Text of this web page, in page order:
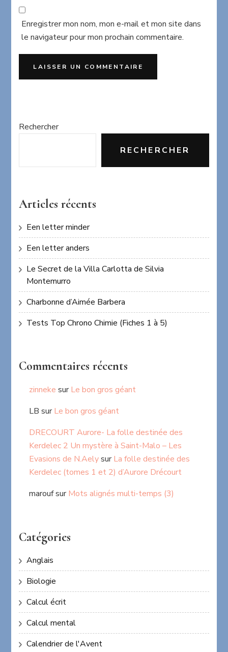
Enregistrer mon nom, mon e-mail et mon site dans
le navigateur pour mon prochain commentaire.
Rechercher
RECHERCHER
Articles récents
Een letter minder
Een letter anders
Le Secret de la Villa Carlotta de Silvia
Montemurro
Charbonne d’Aimée Barbera
Tests Top Chrono Chimie (Fiches 1 à 5)
Commentaires récents
zinneke surLe bon gros géant
LB surLe bon gros géant
DRECOURT Aurore- La folle destinée des
Kerdelec 2 Un mystère à Saint-Malo – Les
Evasions de N.AelysurLa folle destinée des
Kerdelec (tomes 1 et 2) d’Aurore Drécourt
maroufsurMots alignés multi-temps (3)
Catégories
Anglais
Biologie
Calcul écrit
Calcul mental
Calendrier de l'Avent